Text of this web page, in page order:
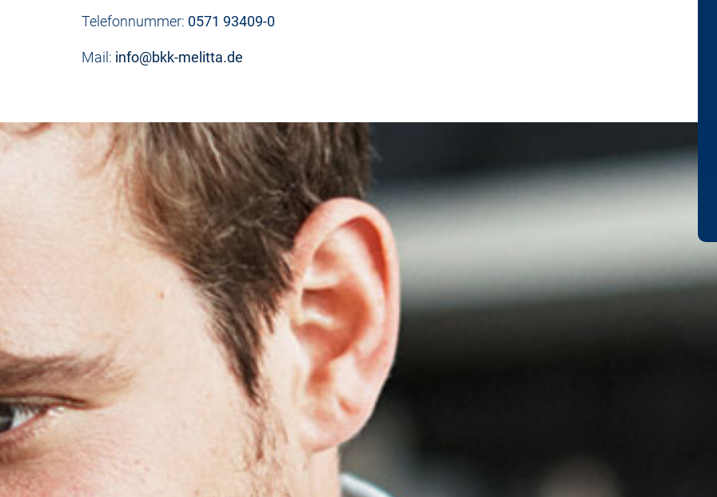
Telefonnummer: 0571 93409-0
Mail: info@bkk-melitta.de